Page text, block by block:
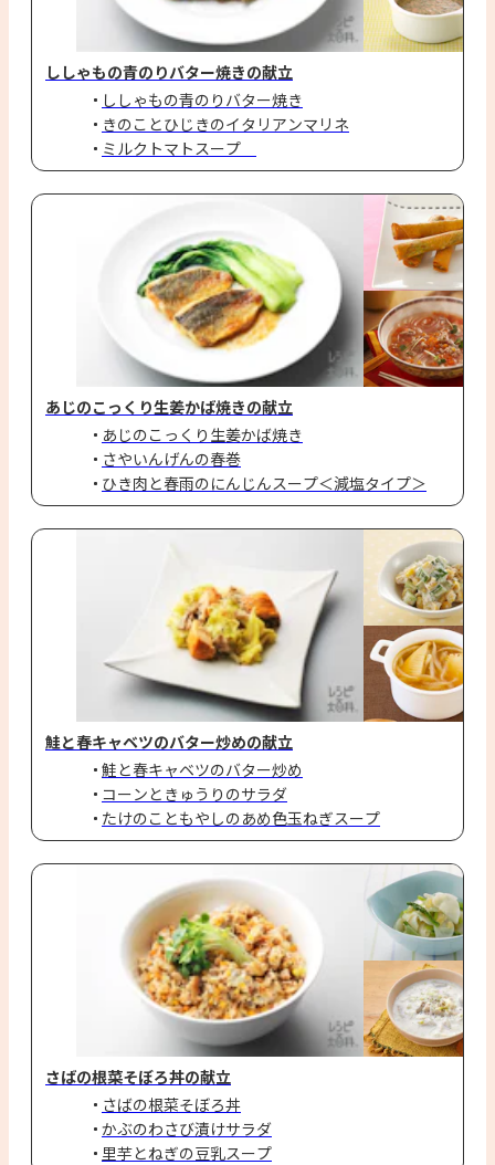
ししゃもの青のりバター焼きの献立
ししゃもの青のりバター焼き
きのことひじきのイタリアンマリネ
ミルクトマトスープ
あじのこっくり生姜かば焼きの献立
あじのこっくり生姜かば焼き
さやいんげんの春巻
ひき肉と春雨のにんじんスープ＜減塩タイプ＞
鮭と春キャベツのバター炒めの献立
鮭と春キャベツのバター炒め
コーンときゅうりのサラダ
たけのこともやしのあめ色玉ねぎスープ
さばの根菜そぼろ丼の献立
さばの根菜そぼろ丼
かぶのわさび漬けサラダ
里芋とねぎの豆乳スープ